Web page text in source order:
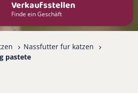
Verkaufsstellen
Finde ein Geschäft
Nassfutter fur katzen
pastete